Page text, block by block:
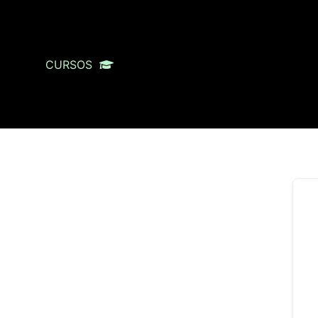
CURSOS